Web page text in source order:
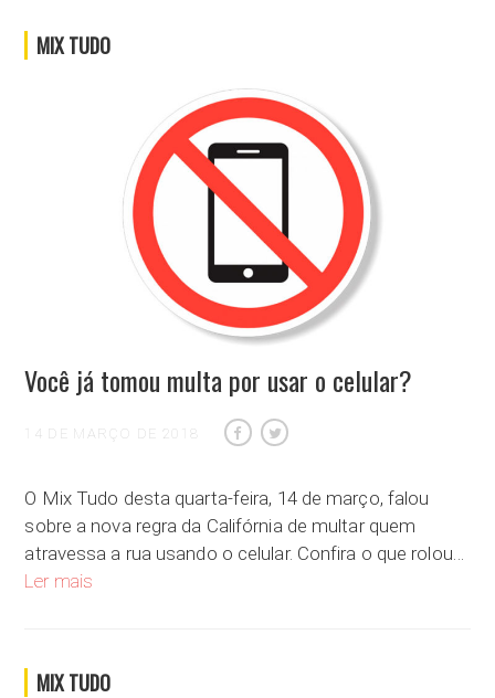
MIX TUDO
Você já tomou multa por usar o celular?
14 DE MARÇO DE 2018
O Mix Tudo desta quarta-feira, 14 de março, falou
sobre a nova regra da Califórnia de multar quem
atravessa a rua usando o celular. Confira o que rolou…
Ler mais
MIX TUDO